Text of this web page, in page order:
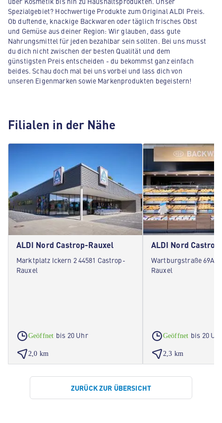
Spezialgebiet? Hochwertige Produkte zum Original ALDI Preis.
Ob duftende, knackige Backwaren oder täglich frisches Obst
und Gemüse aus deiner Region: Wir glauben, dass gute
Nahrungsmittel für jeden bezahlbar sein sollten. Bei uns musst
du dich nicht zwischen der besten Qualität und dem
günstigsten Preis entscheiden - du bekommst ganz einfach
beides. Schau doch mal bei uns vorbei und lass dich von
unseren Eigenmarken sowie Markenprodukten begeistern!
Filialen in der Nähe
ALDI Nord Castrop-Rauxel
Marktplatz Ickern 2 44581 Castrop-
Rauxel
Geöffnet bis 20 Uhr
2,0 km
ALDI Nord
Wartburgstraße 69A
Rauxel
Geöffnet bis 20
2,3 km
ZURÜCK ZUR ÜBERSICHT